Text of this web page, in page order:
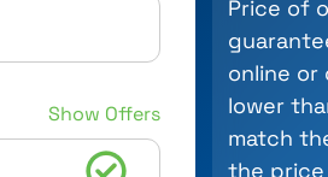
Show Offers
Price of
online
lower
match
the